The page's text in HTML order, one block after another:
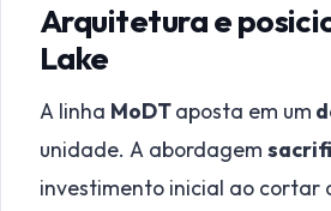
Arquitetura e
Lake
A linha MoDTaposta em um
unidade. A abordagem
investimento inicial ao cortar